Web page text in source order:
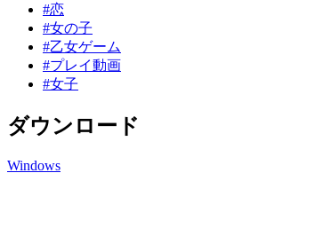
#恋
#女の子
#乙女ゲーム
#プレイ動画
#女子
ダウンロード
Windows